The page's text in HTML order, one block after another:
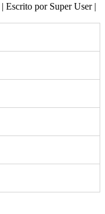
| Escrito por Super User|